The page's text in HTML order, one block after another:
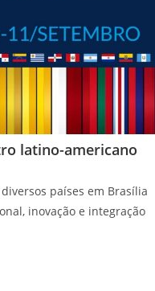
latino-americano
países em Brasília
inovação e integração